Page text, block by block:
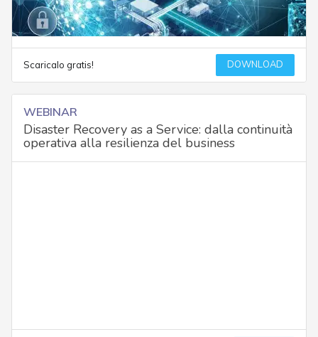
Scaricalo gratis! DOWNLOAD
WEBINAR
Disaster Recovery as a Service: dalla continuità
operativa alla resilienza del business